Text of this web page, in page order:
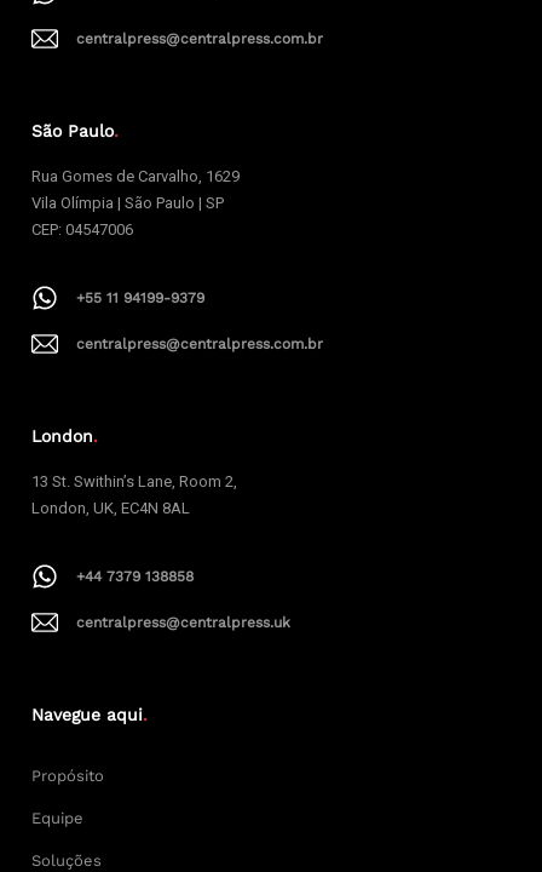
centralpress@centralpress.com.br
São Paulo.
Rua Gomes de Carvalho, 1629
Vila Olímpia | São Paulo | SP
CEP: 04547006
+55 11 94199-9379
centralpress@centralpress.com.br
London.
13 St. Swithin’s Lane, Room 2,
London, UK, EC4N 8AL
+44 7379 138858
centralpress@centralpress.uk
Navegue aqui.
Propósito
Equipe
Soluções